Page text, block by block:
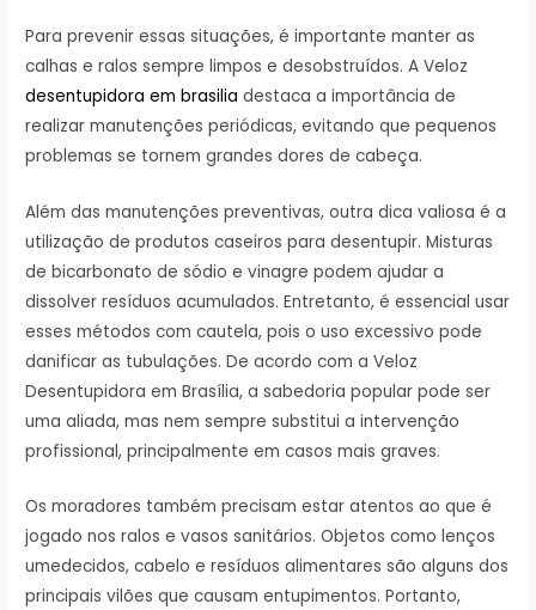
Para prevenir essas situações, é importante manter as
calhas e ralos sempre limpos e desobstruídos. A Veloz
desentupidora em brasilia destaca a importância de
realizar manutenções periódicas, evitando que pequenos
problemas se tornem grandes dores de cabeça.
Além das manutenções preventivas, outra dica valiosa é a
utilização de produtos caseiros para desentupir. Misturas
de bicarbonato de sódio e vinagre podem ajudar a
dissolver resíduos acumulados. Entretanto, é essencial usar
esses métodos com cautela, pois o uso excessivo pode
danificar as tubulações. De acordo com a Veloz
Desentupidora em Brasília, a sabedoria popular pode ser
uma aliada, mas nem sempre substitui a intervenção
profissional, principalmente em casos mais graves.
Os moradores também precisam estar atentos ao que é
jogado nos ralos e vasos sanitários. Objetos como lenços
umedecidos, cabelo e resíduos alimentares são alguns dos
principais vilões que causam entupimentos. Portanto,